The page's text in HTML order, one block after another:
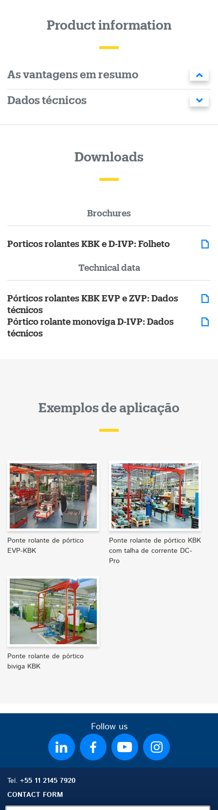
Product information
As vantagens em resumo
Dados técnicos
Downloads
Brochures
Porticos rolantes KBK e D-IVP: Folheto
Technical data
Pórticos rolantes KBK EVP e ZVP: Dados
técnicos
Pórtico rolante monoviga D-IVP: Dados
técnicos
Exemplos de aplicação
Ponte rolante de pórtico
EVP-KBK
Ponte rolante de pórtico KBK
com talha de corrente DC-
Pro
Ponte rolante de pórtico
biviga KBK
Follow us
Tel. +55 11 2145 7920
CONTACT FORM